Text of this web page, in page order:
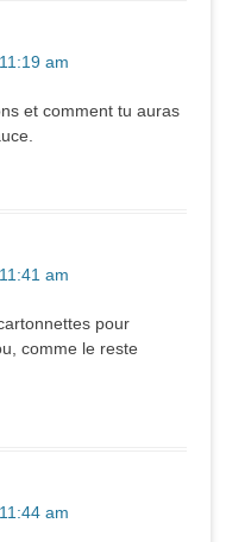
am
et comment tu auras
am
pour
comme le reste
am